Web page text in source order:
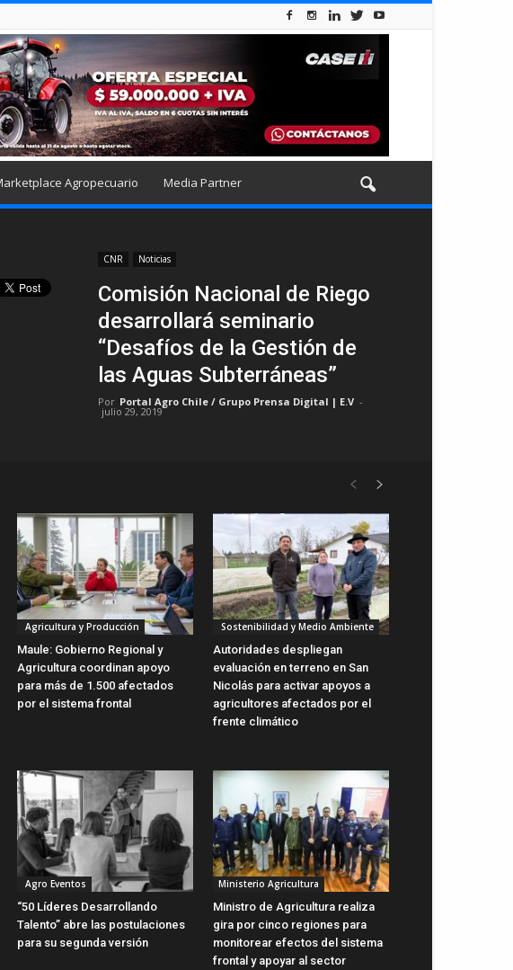
Agropecuario Media Partner
CNR Noticias
Comisión Nacional de Riego
desarrollará seminario
“Desafíos de la Gestión de
las Aguas Subterráneas”
Por Portal Agro Chile / Grupo Prensa Digital | E.V -
julio 29, 2019
Agricultura y Producción
Maule: Gobierno Regional y
Agricultura coordinan apoyo
para más de 1.500 afectados
por el sistema frontal
Sostenibilidad y Medio Ambiente
Autoridades despliegan
evaluación en terreno en San
Nicolás para activar apoyos a
agricultores afectados por el
frente climático
Agro Eventos
“50 Líderes Desarrollando
Talento” abre las postulaciones
para su segunda versión
Ministerio Agricultura
Ministro de Agricultura realiza
gira por cinco regiones para
monitorear efectos del sistema
frontal y apoyar al sector